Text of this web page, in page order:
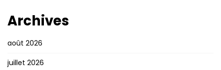
Archives
août 2026
juillet 2026